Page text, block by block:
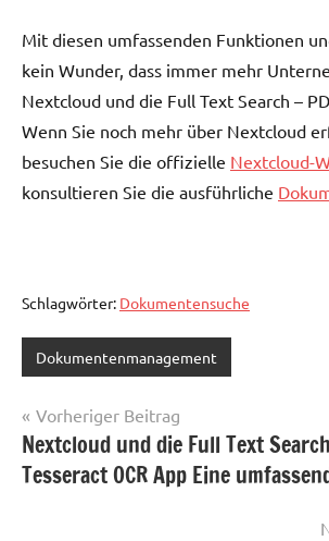
Mit diesen umfassenden Funktionen
kein Wunder, dass immer mehr
Nextcloud und die Full Text Search –
Wenn Sie noch mehr über Nextcloud
besuchen Sie die offizielle Nextcloud-
konsultieren Sie die ausführliche
Schlagwörter: Dokumentensuche
Dokumentenmanagement
Beitragsnavigation
Vorheriger Beitrag
Nextcloud und die Full Text
Tesseract OCR App Eine